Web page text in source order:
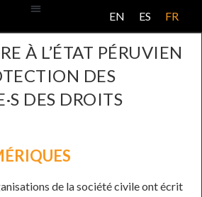
EN ES FR
À L’ÉTAT PÉRUVIEN
DES
DES DROITS
de la société civile ont écrit